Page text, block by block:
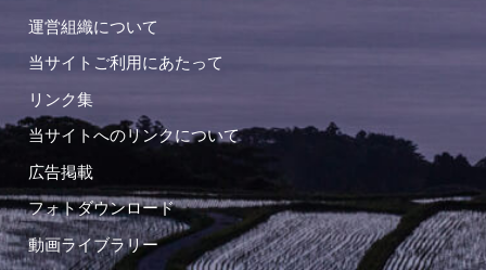
運営組織について
当サイトご利用にあたって
リンク集
当サイトへのリンクについて
広告掲載
フォトダウンロード
動画ライブラリー